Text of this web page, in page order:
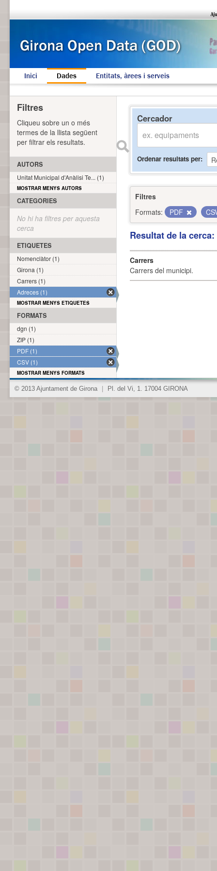
Inici Dades Entitats, àrees i serveis
Cercador
Ordenar resultats per
Filtres
Formats:
PDF
Resultat de la
Carrers
Carrers del municipi.
Filtres
Cliqueu sobre un o més
termes de la llista següent
per filtrar els resultats.
AUTORS
Unitat Municipal d'Anàlisi Te... (1)
MOSTRAR MENYS AUTORS
CATEGORIES
No hi ha filtres per aquesta
cerca
ETIQUETES
Nomenclàtor (1)
Girona (1)
Carrers (1)
Adreces (1)
MOSTRAR MENYS ETIQUETES
FORMATS
dgn (1)
ZIP (1)
PDF (1)
CSV (1)
MOSTRAR MENYS FORMATS
© 2013 Ajuntament de Girona Pl. del Vi, 1. 17004 GIRONA